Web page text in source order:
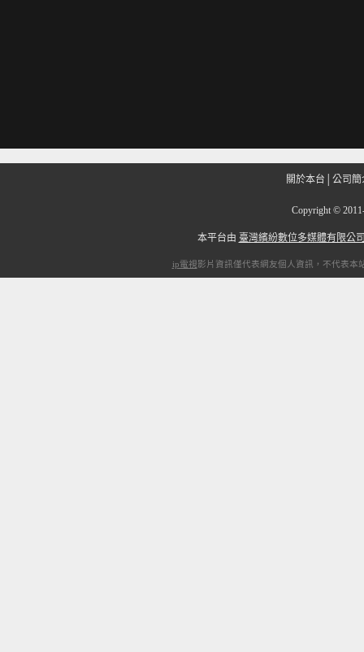
關於本台 公司簡
Copyright ©
本平台由 臺灣繽紛數位多媒體有限公
ip電視影片資訊僅代表網友個人資訊，不代表本